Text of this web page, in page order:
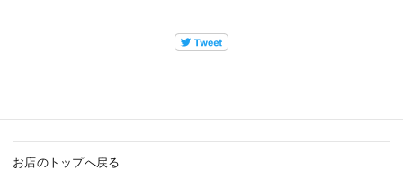
お店のトップへ戻る